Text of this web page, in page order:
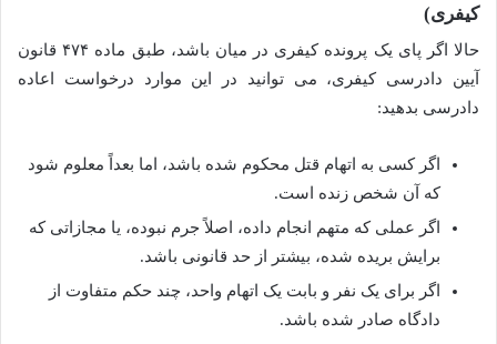
کیفری)
حالا اگر پای یک پرونده کیفری در میان باشد، طبق ماده ۴۷۴ قانون
آیین دادرسی کیفری، می توانید در این موارد درخواست اعاده
دادرسی بدهید:
اگر کسی به اتهام قتل محکوم شده باشد، اما بعداً معلوم شود
که آن شخص زنده است.
اگر عملی که متهم انجام داده، اصلاً جرم نبوده، یا مجازاتی که
برایش بریده شده، بیشتر از حد قانونی باشد.
اگر برای یک نفر و بابت یک اتهام واحد، چند حکم متفاوت از
دادگاه صادر شده باشد.